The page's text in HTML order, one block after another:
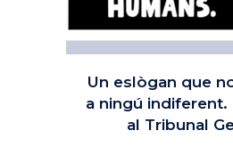
Un eslògan que
a ningú indiferent.
al Tribunal